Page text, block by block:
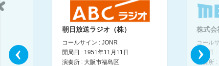
松井一郎のラジオ大大阪、今週のいっちゃんえぇやん！
松井一郎（前大阪府知事） / 安本寿久（元産経新聞編集長）
お悩みカイホウショッピング
朝日放送ラジオ（株）
コールサイン : JONR
開局日 : 1951年11月11日
演奏所 : 大阪市福島区
株式会
コール
開局日
演奏所 :